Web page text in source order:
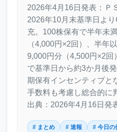
2026年4月16日発表：Ｐ
2026年10月末基準日よ
充。100株保有で半年未
（4,000円×2回）、半年
9,000円分（4,500円×2回
で基準日から約3か月後
期保有インセンティブと
手数料も考慮し総合的に
出典：2026年4月16日発
# まとめ # 速報 # 今日の